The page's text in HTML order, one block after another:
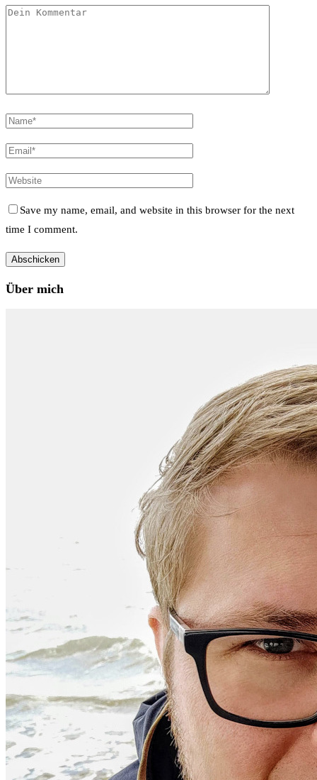
Save my name, email, and website in this browser for the next
time I comment.
Über mich